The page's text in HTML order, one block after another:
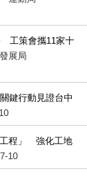
工策會攜11家十
展局
鍵行動見證台中
工程」 強化工地
10